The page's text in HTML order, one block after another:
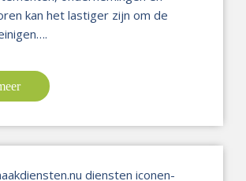
kan het lastiger zijn om de